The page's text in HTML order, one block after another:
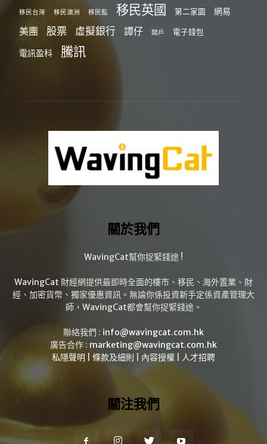
移民台灣 移民澳洲 移民監 移民英國 第二家園 網易
美團 股票 虛擬銀行 譚仔 開戶 電子錢包
電訊盈科 騰訊
關於我們
WavingCat幫你捉緊錢途 !
WavingCat 財經網提供最即時全面的樓市、移民、海外置業、財
經、加密貨幣、獨家優惠資訊。無論你係投資新手定係資產管理大
師，WavingCat都會幫你捉緊錢途。
聯絡我們 : info@wavingcat.com.hk
廣告合作 : marketing@wavingcat.com.hk
私隱聲明
條款及細則 內容授權 人才招聘
關注我們